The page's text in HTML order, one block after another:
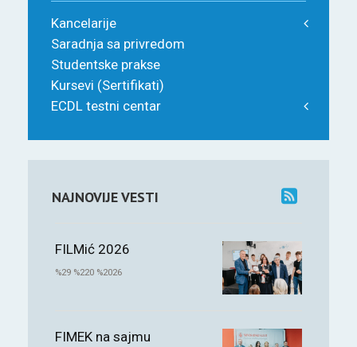
Kancelarije
Saradnja sa privredom
Studentske prakse
Kursevi (Sertifikati)
ECDL testni centar
NAJNOVIJE VESTI
FILMić 2026
%29 %220 %2026
FIMEK na sajmu